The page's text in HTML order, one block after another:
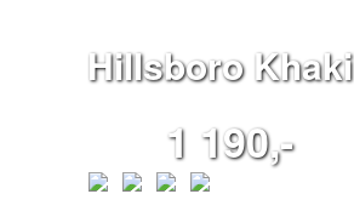
Hillsboro Khaki
1 190,-